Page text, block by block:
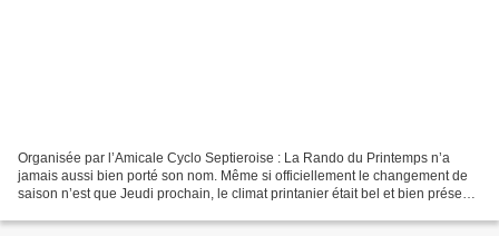
Organisée par l’Amicale Cyclo Septieroise : La Rando du Printemps n’a
jamais aussi bien porté son nom. Même si officiellement le changement de
saison n’est que Jeudi prochain, le climat printanier était bel et bien présent,